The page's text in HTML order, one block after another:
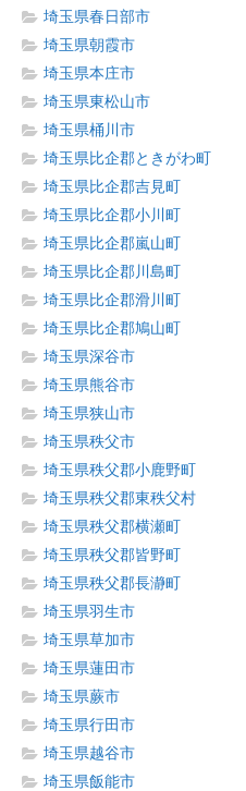
埼玉県春日部市
埼玉県朝霞市
埼玉県本庄市
埼玉県東松山市
埼玉県桶川市
埼玉県比企郡ときがわ町
埼玉県比企郡吉見町
埼玉県比企郡小川町
埼玉県比企郡嵐山町
埼玉県比企郡川島町
埼玉県比企郡滑川町
埼玉県比企郡鳩山町
埼玉県深谷市
埼玉県熊谷市
埼玉県狭山市
埼玉県秩父市
埼玉県秩父郡小鹿野町
埼玉県秩父郡東秩父村
埼玉県秩父郡横瀬町
埼玉県秩父郡皆野町
埼玉県秩父郡長瀞町
埼玉県羽生市
埼玉県草加市
埼玉県蓮田市
埼玉県蕨市
埼玉県行田市
埼玉県越谷市
埼玉県飯能市